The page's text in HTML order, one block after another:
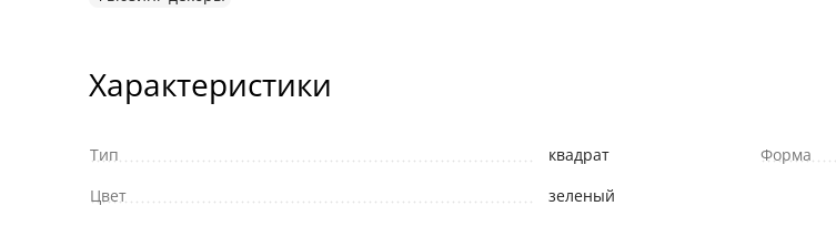
Характеристики
Тип
квадрат
Цвет
зеленый
Форма